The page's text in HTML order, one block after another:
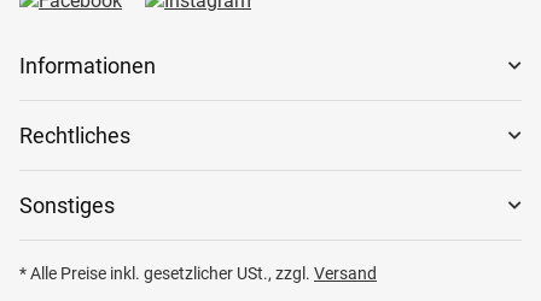
Informationen
Rechtliches
Sonstiges
* Alle Preise inkl. gesetzlicher USt., zzgl. Versand